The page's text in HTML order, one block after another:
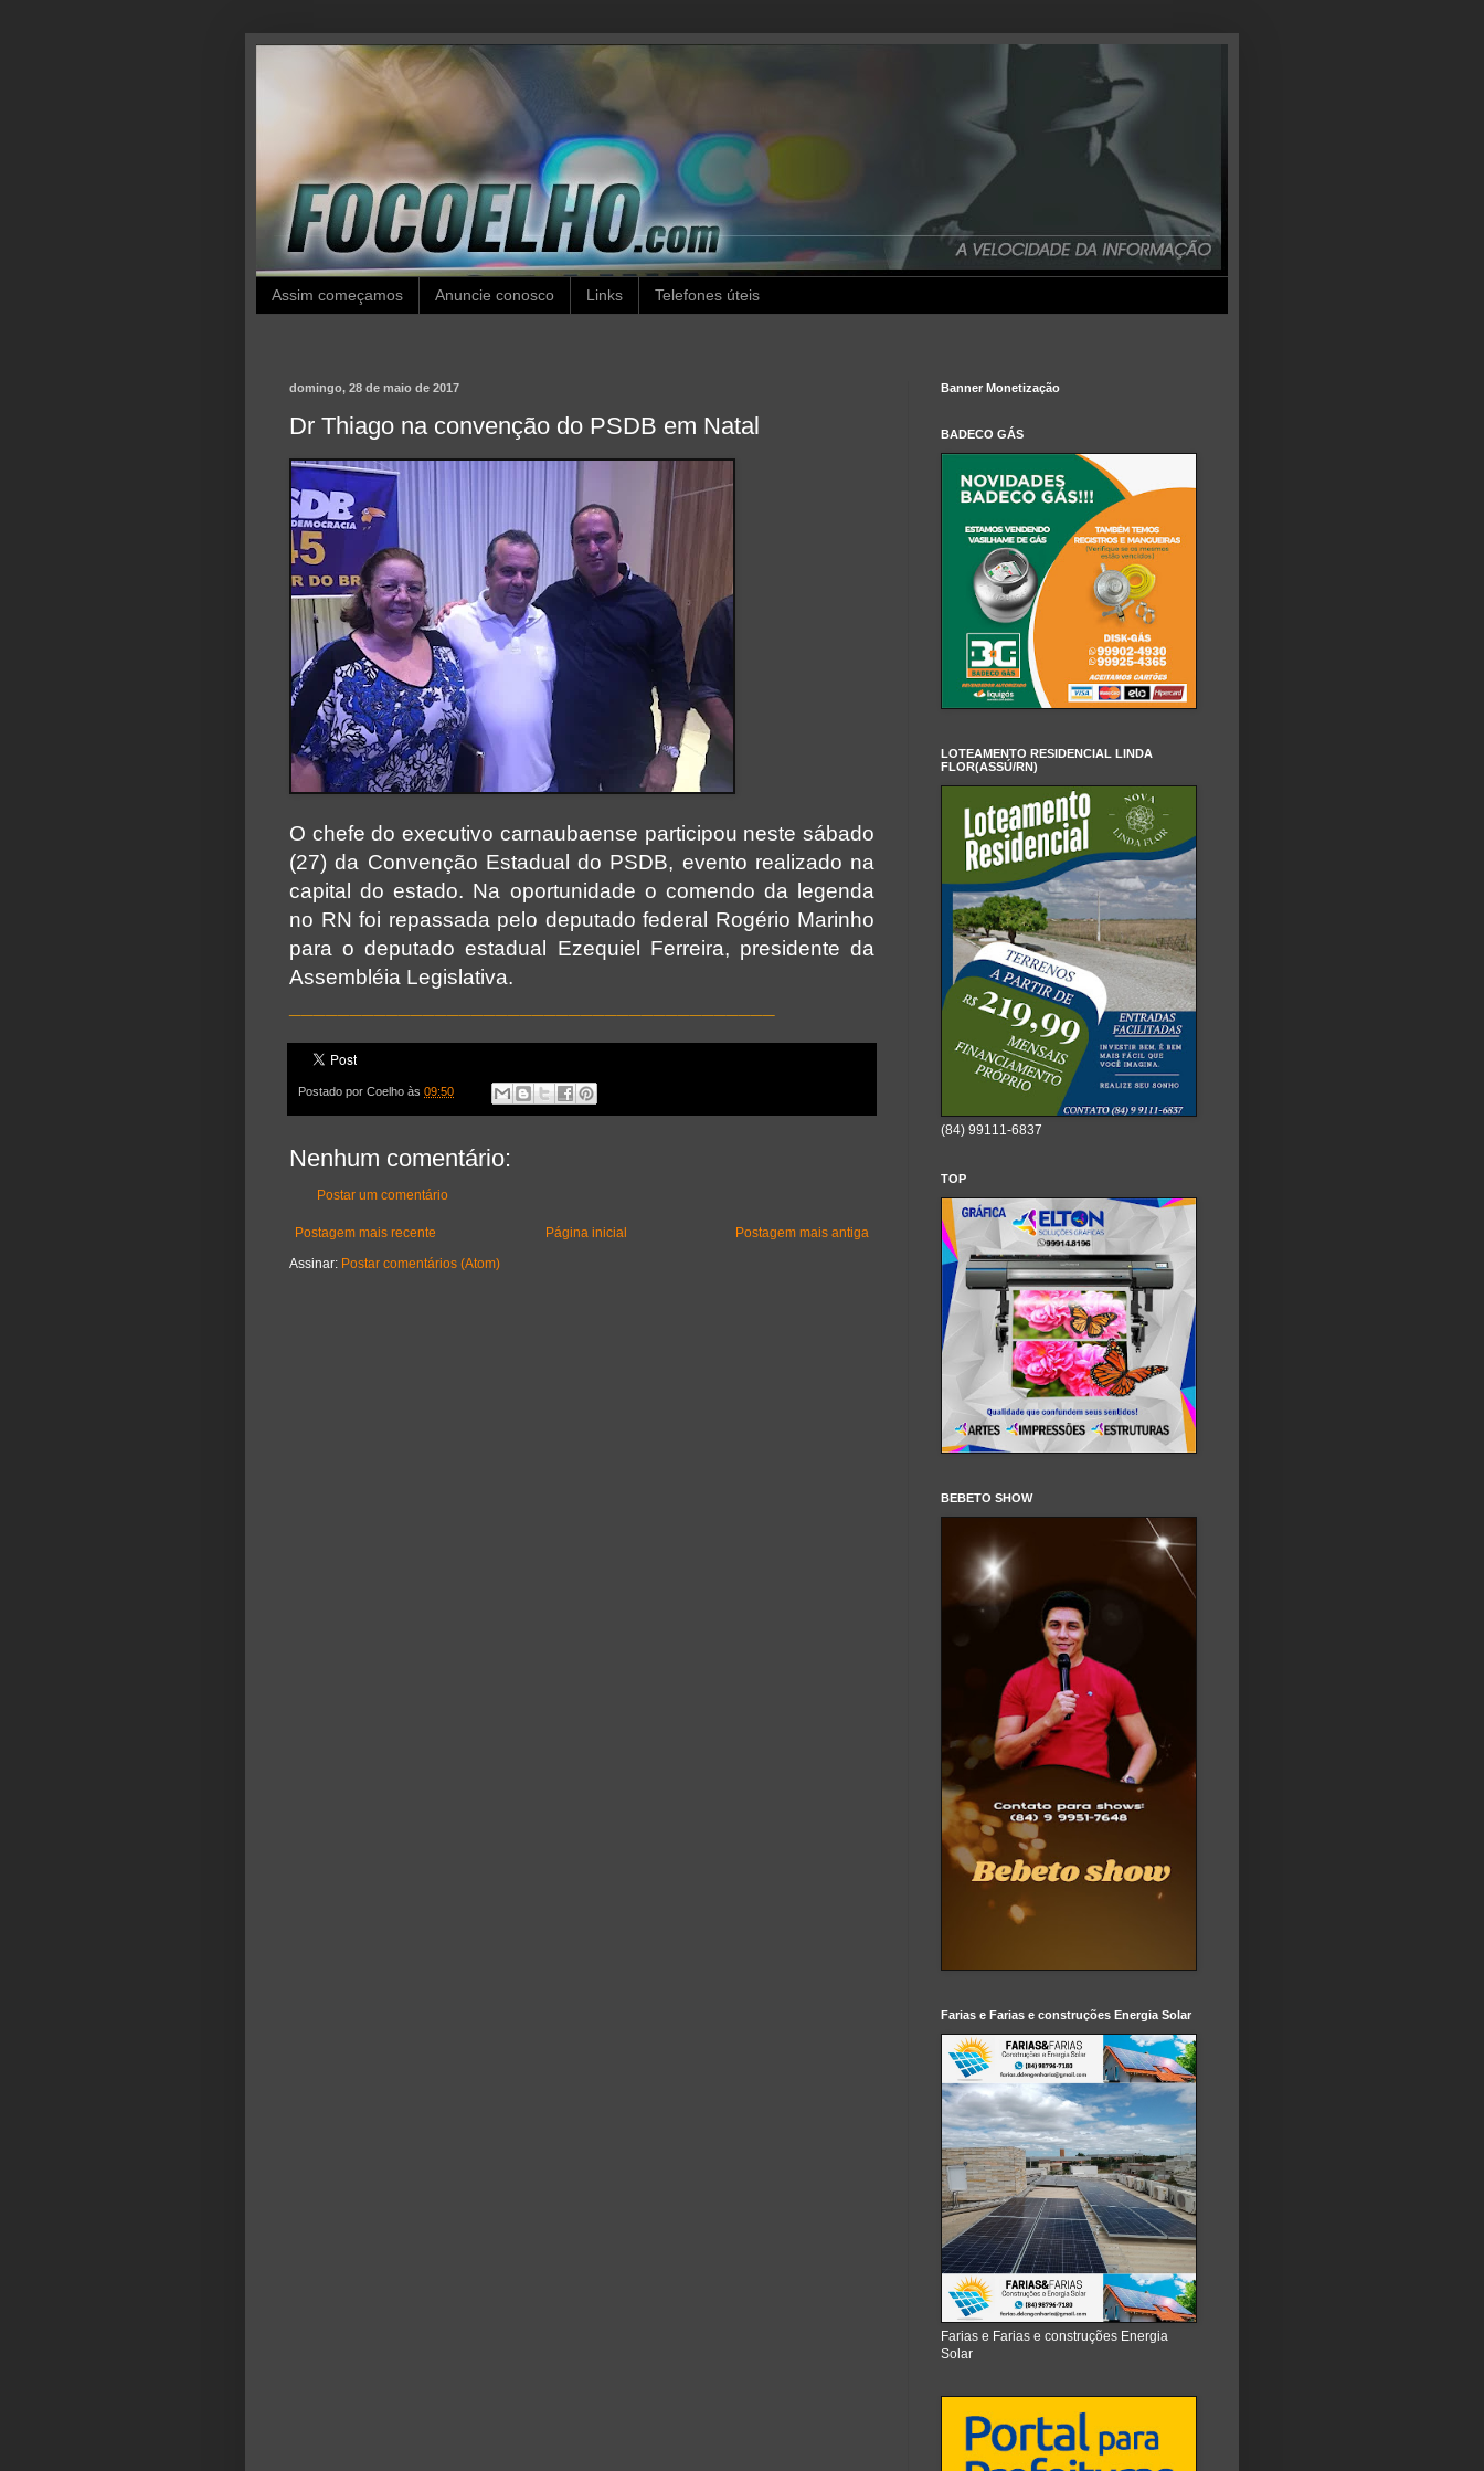
Assim começamos Anuncie conosco Links Telefones úteis
domingo, 28 de maio de 2017
Dr Thiago na convenção do PSDB em Natal
O chefe do executivo carnaubaense participou neste sábado
(27) da Convenção Estadual do PSDB, evento realizado na
capital do estado. Na oportunidade o comendo da legenda
no RN foi repassada pelo deputado federal Rogério Marinho
para o deputado estadual Ezequiel Ferreira, presidente da
Assembléia Legislativa.
Postado por Coelho às 09:50
Nenhum comentário:
Postar um comentário
Postagem mais recente Postagem mais antiga
Página inicial
Assinar: Postar comentários (Atom)
Banner Monetização
BADECO GÁS
LOTEAMENTO RESIDENCIAL LINDA
FLOR(ASSÚ/RN)
(84) 99111-6837
TOP
BEBETO SHOW
Farias e Farias e construções Energia Solar
Farias e Farias e construções Energia
Solar